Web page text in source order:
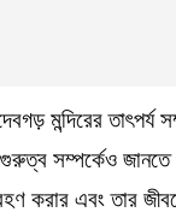
মন্দিরের
সম্পর্কেও
করার এবং তার